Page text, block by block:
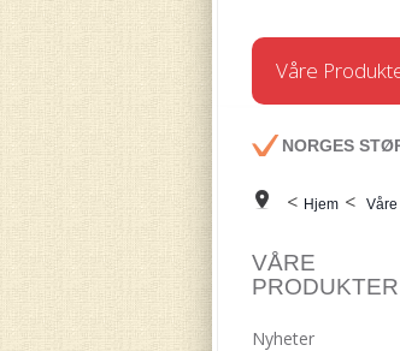
Våre
NORGES
< Hjem <
VÅRE
PRODUKTER
Nyheter